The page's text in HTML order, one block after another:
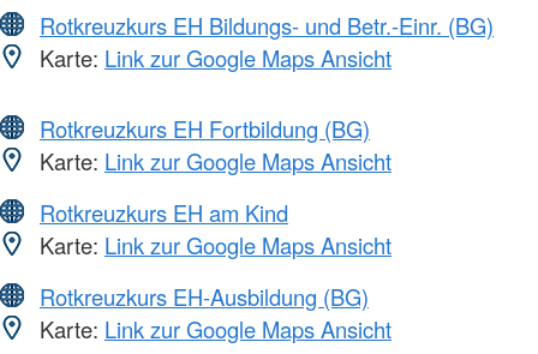
Rotkreuzkurs EH Bildungs- und Betr.-Einr. (BG)
Karte: Link zur Google Maps Ansicht
Rotkreuzkurs EH Fortbildung (BG)
Karte: Link zur Google Maps Ansicht
Rotkreuzkurs EH am Kind
Karte: Link zur Google Maps Ansicht
Rotkreuzkurs EH-Ausbildung (BG)
Karte: Link zur Google Maps Ansicht